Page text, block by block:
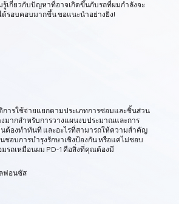
นที ถอดรหัสข้อผิดพลาด และแปลงเป็น
นและนำไปปฏิบัติได้จริง เพื่อให้คุณรู้ว่าเกิด
รงรถ!
รู้เกี่ยวกับปัญหาที่อาจเกิดขึ้นกับรถที่ผมกำลังจะ
รอบคอบมากขึ้น ขอแนะนำอย่างยิ่ง!
การใช้จ่ายแยกตามประเภทการซ่อมและชิ้นส่วน
มากสำหรับการวางแผนงบประมาณและการ
นต้องทำทันที และอะไรที่สามารถให้ความสำคัญ
อบการบำรุงรักษาเชิงป้องกัน หรือแค่ไม่ชอบ
รถเหมือนผม PD-1 คือสิ่งที่คุณต้องมี
ฟอนซัส